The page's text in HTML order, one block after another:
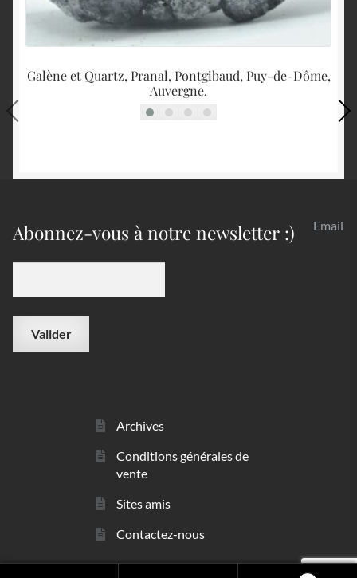
Galène et Quartz, Pranal, Pontgibaud, Puy-de-Dôme,
Auvergne.
Abonnez-vous à notre newsletter :) Email
Archives
Conditions générales de
vente
Sites amis
Contactez-nous